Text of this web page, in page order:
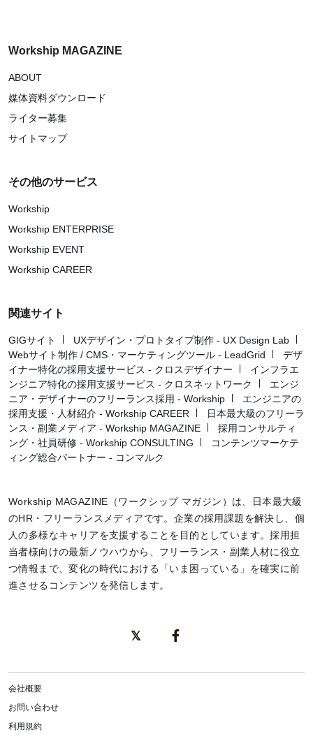
Workship MAGAZINE
ABOUT
媒体資料ダウンロード
ライター募集
サイトマップ
その他のサービス
Workship
Workship ENTERPRISE
Workship EVENT
Workship CAREER
関連サイト
GIGサイト
UXデザイン・プロトタイプ制作 - UX Design Lab
Webサイト制作 / CMS・マーケティングツール - LeadGrid
デザ
イナー特化の採用支援サービス - クロスデザイナー
インフラエ
ンジニア特化の採用支援サービス - クロスネットワーク
エンジ
ニア・デザイナーのフリーランス採用 - Workship
エンジニアの
採用支援・人材紹介 - Workship CAREER
日本最大級のフリーラ
ンス・副業メディア - Workship MAGAZINE
採用コンサルティ
ング・社員研修 - Workship CONSULTING
コンテンツマーケテ
ィング総合パートナー - コンマルク
Workship MAGAZINE（ワークシップ マガジン）は、日本最大級
のHR・フリーランスメディアです。企業の採用課題を解決し、個
人の多様なキャリアを支援することを目的としています。採用担
当者様向けの最新ノウハウから、フリーランス・副業人材に役立
つ情報まで、変化の時代における「いま困っている」を確実に前
進させるコンテンツを発信します。
会社概要
お問い合わせ
利用規約